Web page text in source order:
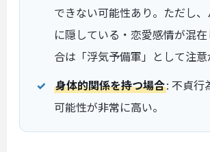
できない可能性あり。ただし
に隠している・恋愛感情が混
合は「浮気予備軍」として注意
身体的関係を持つ場合: 不貞行
可能性が非常に高い。